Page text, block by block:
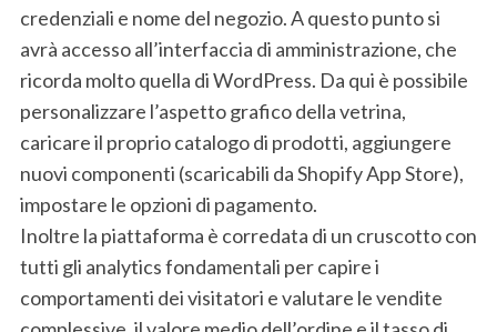
credenziali e nome del negozio. A questo punto si
avrà accesso all’interfaccia di amministrazione, che
ricorda molto quella di WordPress. Da qui è possibile
personalizzare l’aspetto grafico della vetrina,
caricare il proprio catalogo di prodotti, aggiungere
nuovi componenti (scaricabili da Shopify App Store),
impostare le opzioni di pagamento.
Inoltre la piattaforma è corredata di un cruscotto con
tutti gli analytics fondamentali per capire i
comportamenti dei visitatori e valutare le vendite